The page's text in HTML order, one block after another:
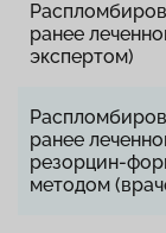
ранее
экспертом)
ранее
резорцин-
методом